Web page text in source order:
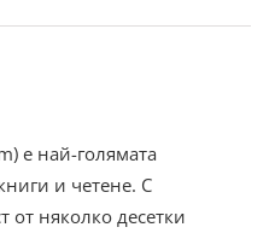
е най-голямата
и четене. С
от няколко десетки